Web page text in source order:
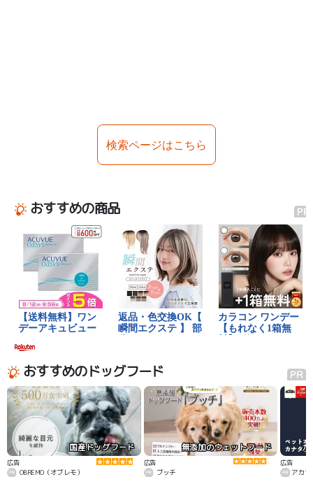
検索ページはこちら
おすすめの商品
おすすめのドッグフード
国産ドッグフード
広告
OBREMO（オブレモ）
無添加のウェットフード
広告
ブッチ
カ
広告
アカ